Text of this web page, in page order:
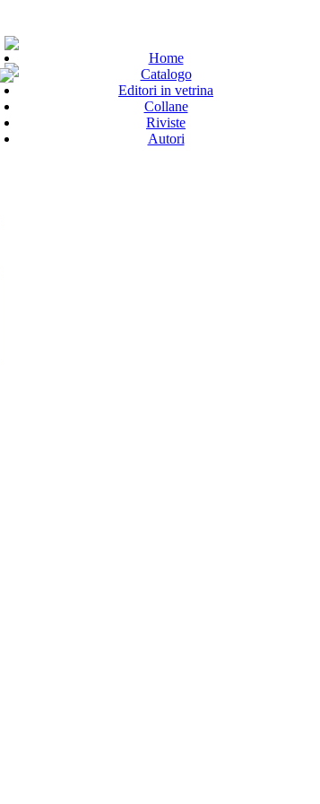
Home
Catalogo
Editori in vetrina
Collane
Riviste
Autori